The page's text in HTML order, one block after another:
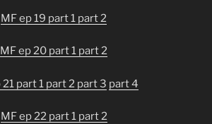
MF ep 19 part 1 part 2
MF ep 20 part 1 part 2
part 1part 2 part 3 part 4
MF ep 22 part 1part 2